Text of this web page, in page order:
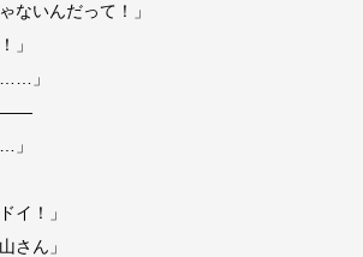
ないんだって！」
」
」
」
イ！」
さん」